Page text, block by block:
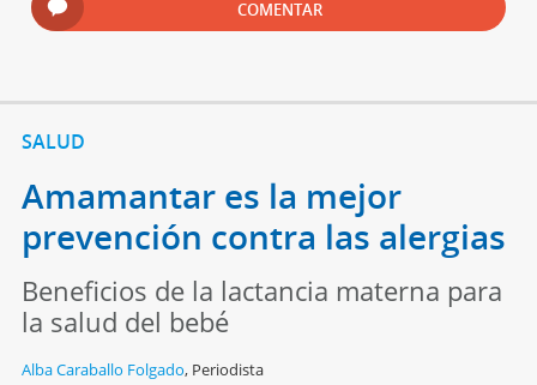
COMENTAR
SALUD
Amamantar es la mejor
prevención contra las alergias
Beneficios de la lactancia materna para
la salud del bebé
Alba Caraballo Folgado, Periodista